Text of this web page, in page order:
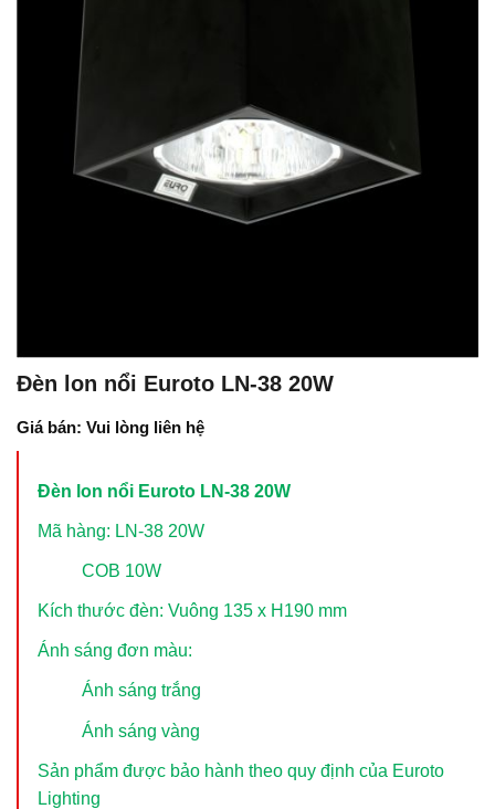
Đèn lon nổi Euroto LN-38 20W
Giá bán: Vui lòng liên hệ
Đèn lon nổi Euroto LN-38 20W
Mã hàng: LN-38 20W
COB 10W
Kích thước đèn: Vuông 135 x H190 mm
Ánh sáng đơn màu:
Ánh sáng trắng
Ánh sáng vàng
Sản phẩm được bảo hành theo quy định của Euroto
Lighting